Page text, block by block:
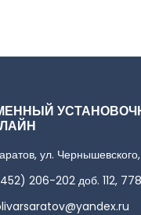
ул.
206-202 доб. 112,